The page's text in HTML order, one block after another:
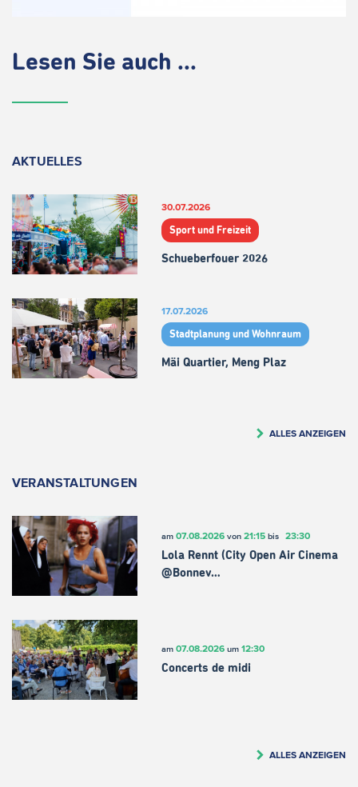
Lesen Sie auch ...
AKTUELLES
30.07.2026
Sport und Freizeit
Schueberfouer 2026
17.07.2026
Stadtplanung und Wohnraum
Mäi Quartier, Meng Plaz
ALLES ANZEIGEN
VERANSTALTUNGEN
am 07.08.2026von 21:15bis 23:30
Lola Rennt (City Open Air Cinema
@Bonnev…
am 07.08.2026um 12:30
Concerts de midi
ALLES ANZEIGEN